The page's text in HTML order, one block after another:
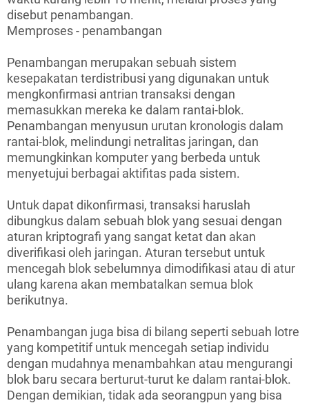
disebut penambangan.
Memproses - penambangan
Penambangan merupakan sebuah sistem
kesepakatan terdistribusi yang digunakan untuk
mengkonfirmasi antrian transaksi dengan
memasukkan mereka ke dalam rantai-blok.
Penambangan menyusun urutan kronologis dalam
rantai-blok, melindungi netralitas jaringan, dan
memungkinkan komputer yang berbeda untuk
menyetujui berbagai aktifitas pada sistem.
Untuk dapat dikonfirmasi, transaksi haruslah
dibungkus dalam sebuah blok yang sesuai dengan
aturan kriptografi yang sangat ketat dan akan
diverifikasi oleh jaringan. Aturan tersebut untuk
mencegah blok sebelumnya dimodifikasi atau di atur
ulang karena akan membatalkan semua blok
berikutnya.
Penambangan juga bisa di bilang seperti sebuah lotre
yang kompetitif untuk mencegah setiap individu
dengan mudahnya menambahkan atau mengurangi
blok baru secara berturut-turut ke dalam rantai-blok.
Dengan demikian, tidak ada seorangpun yang bisa